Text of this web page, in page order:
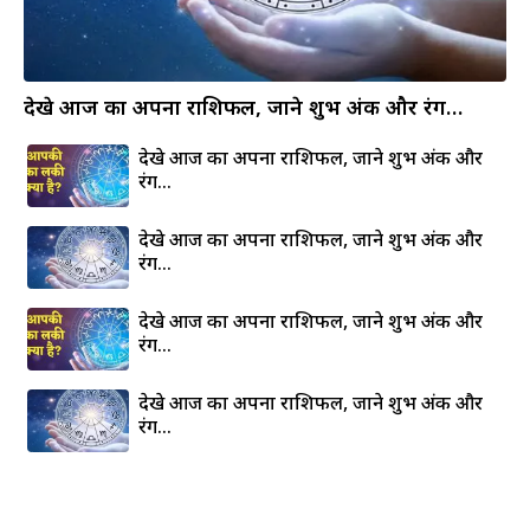
देखे आज का अपना राशिफल, जाने शुभ अंक और रंग…
देखे आज का अपना राशिफल, जाने शुभ अंक और
रंग…
देखे आज का अपना राशिफल, जाने शुभ अंक और
रंग…
देखे आज का अपना राशिफल, जाने शुभ अंक और
रंग…
देखे आज का अपना राशिफल, जाने शुभ अंक और
रंग…